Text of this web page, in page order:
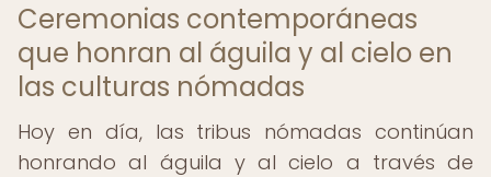
Ceremonias contemporáneas
que honran al águila y al cielo en
las culturas nómadas
Hoy en día, las tribus nómadas continúan
honrando al águila y al cielo a través de